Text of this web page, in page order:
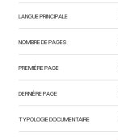
LANGUE PRINCIPALE
NOMBRE DE PAGES
PREMIÈRE PAGE
DERNIÈRE PAGE
TYPOLOGIE DOCUMENTAIRE